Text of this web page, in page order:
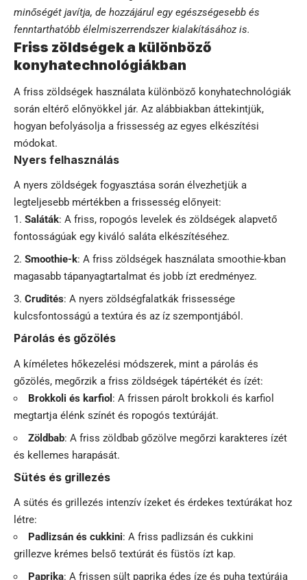
minőségét javítja, de hozzájárul egy egészségesebb és
fenntarthatóbb élelmiszerrendszer kialakításához is.
Friss zöldségek a különböző
konyhatechnológiákban
A friss zöldségek használata különböző konyhatechnológiák
során eltérő előnyökkel jár. Az alábbiakban áttekintjük,
hogyan befolyásolja a frissesség az egyes elkészítési
módokat.
Nyers felhasználás
A nyers zöldségek fogyasztása során élvezhetjük a
legteljesebb mértékben a frissesség előnyeit:
Saláták: A friss, ropogós levelek és zöldségek alapvető
fontosságúak egy kiváló saláta elkészítéséhez.
Smoothie-k: A friss zöldségek használata smoothie-kban
magasabb tápanyagtartalmat és jobb ízt eredményez.
Crudités: A nyers zöldségfalatkák frissessége
kulcsfontosságú a textúra és az íz szempontjából.
Párolás és gőzölés
A kíméletes hőkezelési módszerek, mint a párolás és
gőzölés, megőrzik a friss zöldségek tápértékét és ízét:
Brokkoli és karfiol : A frissen párolt brokkoli és karfiol
megtartja élénk színét és ropogós textúráját.
Zöldbab: A friss zöldbab gőzölve megőrzi karakteres ízét
és kellemes harapását.
Sütés és grillezés
A sütés és grillezés intenzív ízeket és érdekes textúrákat hoz
létre:
Padlizsán és cukkini: A friss padlizsán és cukkini
grillezve krémes belső textúrát és füstös ízt kap.
Paprika: A frissen sült paprika édes íze és puha textúrája